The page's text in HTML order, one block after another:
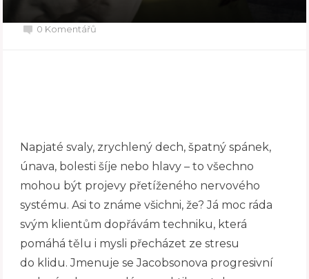
0 Komentářů
Napjaté svaly, zrychlený dech, špatný spánek,
únava, bolesti šíje nebo hlavy – to všechno
mohou být projevy přetíženého nervového
systému. Asi to známe všichni, že? Já moc ráda
svým klientům dopřávám techniku, která
pomáhá tělu i mysli přecházet ze stresu
do klidu. Jmenuje se Jacobsonova progresivní